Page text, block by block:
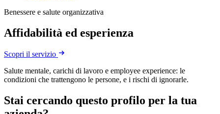
Benessere e salute organizzativa
Affidabilità ed esperienza
Scopri il servizio
Salute mentale, carichi di lavoro e employee experience: le
condizioni che trattengono le persone, e i rischi di ignorarle.
Stai cercando questo profilo per la tua